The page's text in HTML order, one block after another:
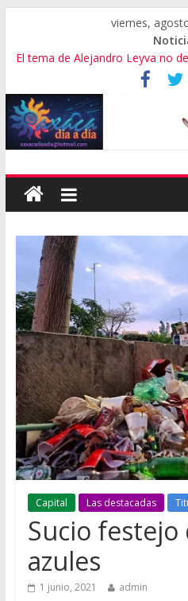
viernes,
El tema de Alejandro Leyva no
Promete SEGOB investigación
Leyva
Bajo amenazas, Secretario de
predios
“Amenazamos, no dialogamos”
Capital Las destacadas
Sucio festejo
azules
1 junio, 2021 admin